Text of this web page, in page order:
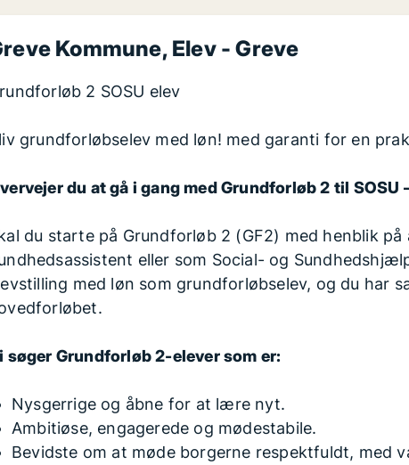
Kommune, Elev -Greve
2 SOSU elev
grundforløbselev med løn! med garanti for en
du at gå i gang med Grundforløb 2 til SOSU
du starte på Grundforløb 2 (GF2) med henblik
eller som Social- og
med løn som grundforløbselev, og du har
søger Grundforløb 2-elever som er:
Nysgerrige og åbne for at lære nyt.
Ambitiøse, engagerede og mødestabile.
Bevidste om at møde borgerne respektfuldt, med